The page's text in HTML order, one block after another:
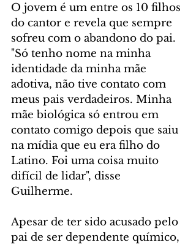
O jovem é um entre os 10 filhos
do cantor e revela que sempre
sofreu com o abandono do pai.
"Só tenho nome na minha
identidade da minha mãe
adotiva, não tive contato com
meus pais verdadeiros. Minha
mãe biológica só entrou em
contato comigo depois que saiu
na mídia que eu era filho do
Latino. Foi uma coisa muito
difícil de lidar", disse
Guilherme.
Apesar de ter sido acusado pelo
pai de ser dependente químico,